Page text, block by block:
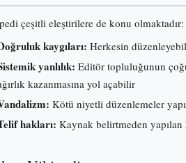
çeşitli eleştirilere de konu olmaktadır:
kaygıları: Herkesin
yanlılık: Editör topluluğunun
kazanmasına yol açabilir
Kötü niyetli düzenlemeler
hakları: Kaynak belirtmeden